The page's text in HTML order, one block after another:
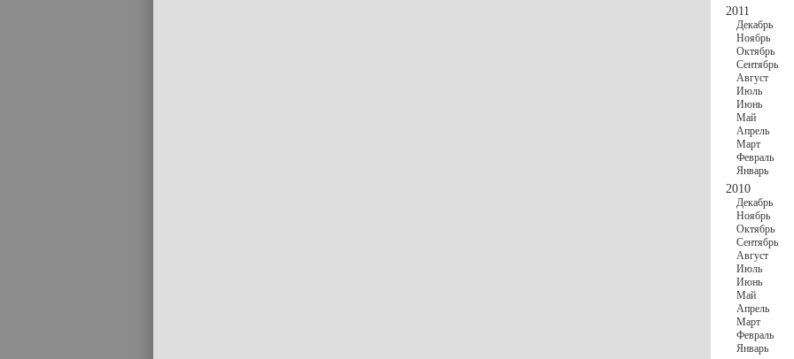
2011
Декабрь
Ноябрь
Октябрь
Сентябрь
Август
Июль
Июнь
Май
Апрель
Март
Февраль
Январь
2010
Декабрь
Ноябрь
Октябрь
Сентябрь
Август
Июль
Июнь
Май
Апрель
Март
Февраль
Январь